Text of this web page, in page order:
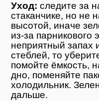
Уход: следите за
стаканчике, но не
высотой, иначе
из-за
неприятный запах
стеблей, то
помойте ёмкость,
дно, поменяйте
холодильник.
дальше.